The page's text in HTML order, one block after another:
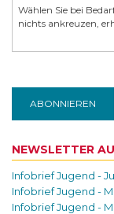
Wählen Sie bei
nichts ankreuzen,
NEWSLETTER
Infobrief Jugend -
Infobrief Jugend -
Infobrief Jugend -